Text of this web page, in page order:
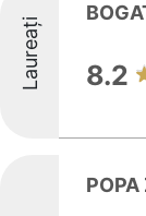
Laureați 8.2
POPA